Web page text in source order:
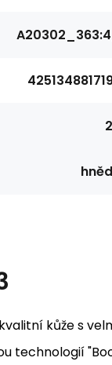
A20302_363:4_
kůže s
technologií